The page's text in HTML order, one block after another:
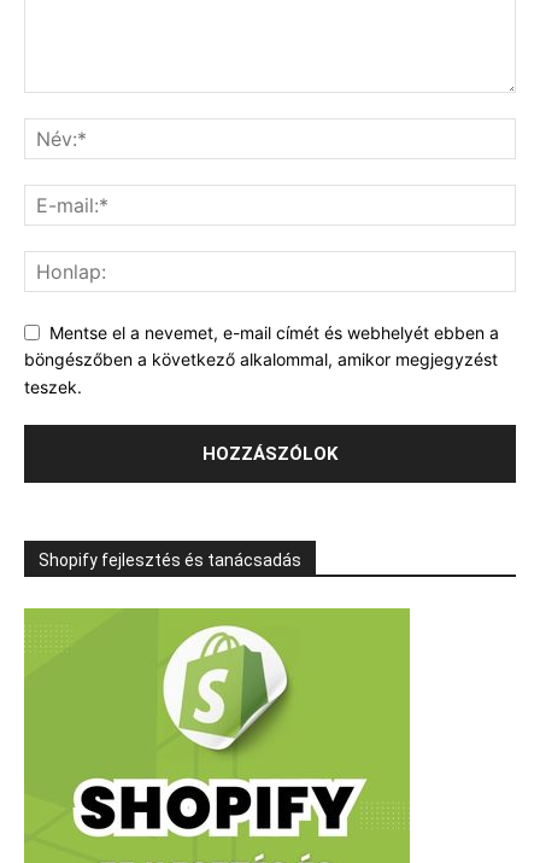
Mentse el a nevemet, e-mail címét és webhelyét ebben a
böngészőben a következő alkalommal, amikor megjegyzést
teszek.
Shopify fejlesztés és tanácsadás